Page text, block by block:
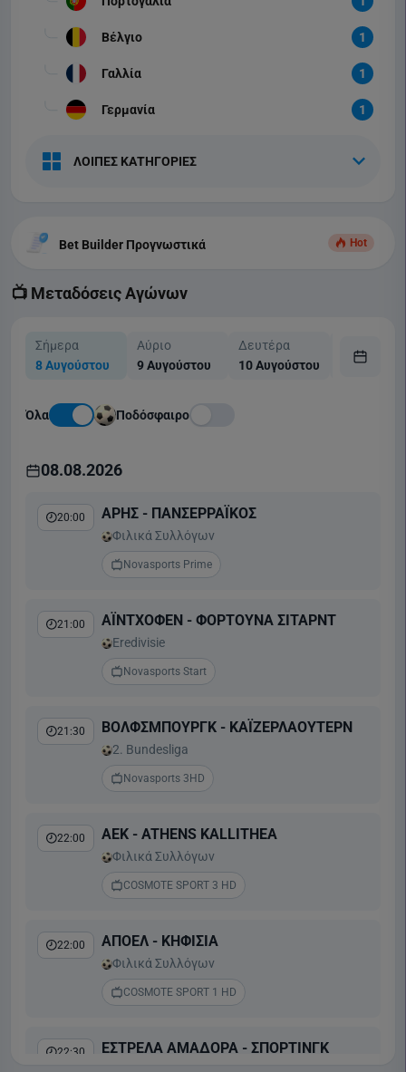
Βέλγιο 1
Γαλλία 1
Γερμανία 1
ΛΟΙΠΕΣ ΚΑΤΗΓΟΡΙΕΣ
Bet Builder Προγνωστικά Hot
📺 Μεταδόσεις Αγώνων
Σήμερα
8 Αυγούστου
Αύριο
9 Αυγούστου
Δευτέρα
10 Αυγούστου
11
Όλα Ποδόσφαιρο
08.08.2026
20:00 ΑΡΗΣ - ΠΑΝΣΕΡΡΑΪΚΟΣ
Φιλικά Συλλόγων
Novasports Prime
21:00 ΑΪΝΤΧΟΦΕΝ - ΦΟΡΤΟΥΝΑ ΣΙΤΑΡΝΤ
Eredivisie
Novasports Start
21:30 ΒΟΛΦΣΜΠΟΥΡΓΚ - ΚΑΪΖΕΡΛΑΟΥΤΕΡΝ
2. Bundesliga
Novasports 3HD
22:00 ΑΕΚ - ATHENS KALLITHEA
Φιλικά Συλλόγων
COSMOTE SPORT 3 HD
22:00 ΑΠΟΕΛ - ΚΗΦΙΣΙΑ
Φιλικά Συλλόγων
COSMOTE SPORT 1 HD
22:30 ΕΣΤΡΕΛΑ ΑΜΑΔΟΡΑ - ΣΠΟΡΤΙΝΓΚ